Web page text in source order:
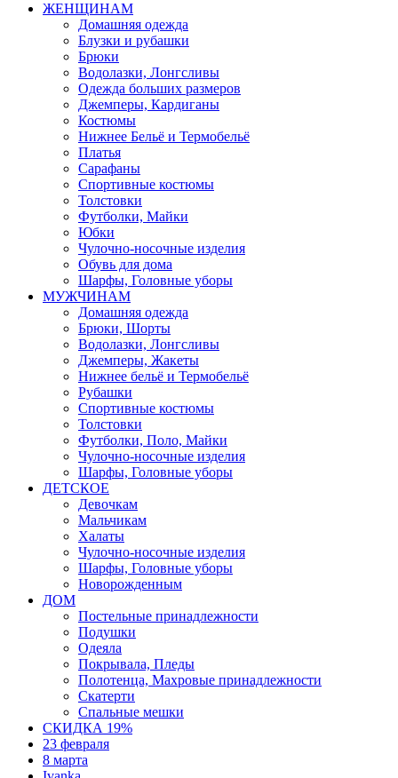
ЖЕНЩИНАМ
Домашняя одежда
Блузки и рубашки
Брюки
Водолазки, Лонгсливы
Одежда больших размеров
Джемперы, Кардиганы
Костюмы
Нижнее Бельё и Термобельё
Платья
Сарафаны
Спортивные костюмы
Толстовки
Футболки, Майки
Юбки
Чулочно-носочные изделия
Обувь для дома
Шарфы, Головные уборы
МУЖЧИНАМ
Домашняя одежда
Брюки, Шорты
Водолазки, Лонгсливы
Джемперы, Жакеты
Нижнее бельё и Термобельё
Рубашки
Спортивные костюмы
Толстовки
Футболки, Поло, Майки
Чулочно-носочные изделия
Шарфы, Головные уборы
ДЕТСКОЕ
Девочкам
Мальчикам
Халаты
Чулочно-носочные изделия
Шарфы, Головные уборы
Новорожденным
ДОМ
Постельные принадлежности
Подушки
Одеяла
Покрывала, Пледы
Полотенца, Махровые принадлежности
Скатерти
Спальные мешки
СКИДКА 19%
23 февраля
8 марта